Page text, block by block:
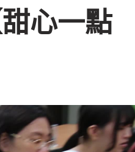
心一點